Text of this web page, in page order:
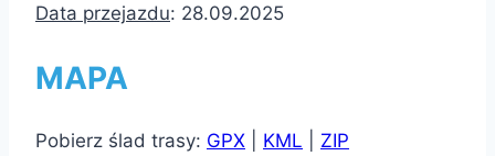
Data przejazdu: 28.09.2025
MAPA
Pobierz ślad trasy: GPX KML ZIP